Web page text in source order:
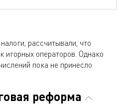
рассчитывали, что
игорных операторов. Однако
пока не принесло
реформа